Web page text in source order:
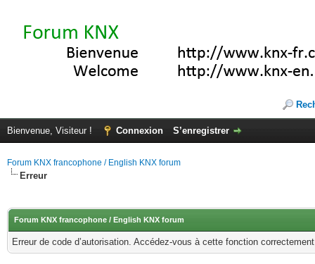
Bienvenue, Visiteur ! Connexion S’enregistrer
Forum KNX francophone / English KNX forum
Erreur
Forum KNX francophone / English KNX forum
Erreur de code d’autorisation. Accédez-vous à cette fonction